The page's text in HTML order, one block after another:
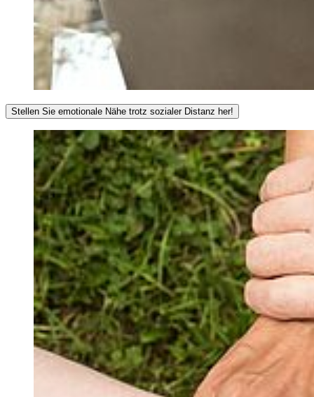
Stellen Sie emotionale Nähe trotz sozialer Distanz her!
Wir sind soziale Wesen. Menschliche Nähe sowie Verbundenheit
gehören zu unseren Grundbedürfnissen. Dass wir derzeit wichtigen
und geliebten Menschen aus dem Weg gehen sollen, entspricht dem
nicht. Das Gefühl der Einsamkeit kann depressive Verstimmung
auslösen bzw. aufrechterhalten. Das wissen wir auch durch Studien.
Daher kommt es nun darauf an, emotionale Nähe trotz sozialer
Distanz herzustellen. Das geht am besten über den Austausch, sei es
per Chat, Telefon oder – am besten und wenn möglich –
Videoanrufe, da diese das Gefühl von Nähe verstärken. Versuchen
Sie, über Ihre Traurigkeit und die Sorgen zu sprechen, denn
geteiltes Leid ist ja bekanntlich halbes Leid. Auch der Austausch
über den praktischen Umgang mit der Krise kann sehr entlastend
sein. Zudem mag der Perspektivenwechsel helfen: Wenn
beispielsweise unser Gegenüber eine besonnenere und gelassenere
Haltung zeigt als Sie, kann sich dies positiv auf Ihre Stimmung
auswirken.